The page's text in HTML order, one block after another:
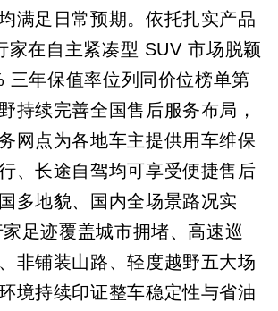
满足日常预期。依托扎实产品
家在自主紧凑型 SUV 市场脱颖
三年保值率位列同价位榜单第
持续完善全国售后服务布局，
网点为各地车主提供用车维保
、长途自驾均可享受便捷售后
多地貌、国内全场景路况实
足迹覆盖城市拥堵、高速巡
非铺装山路、轻度越野五大场
境持续印证整车稳定性与省油